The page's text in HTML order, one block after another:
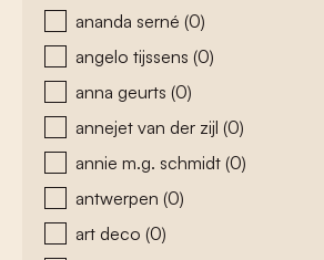
ananda serné (0)
angelo tijssens (0)
anna geurts (0)
annejet van der zijl (0)
annie m.g. schmidt (0)
antwerpen (0)
art deco (0)